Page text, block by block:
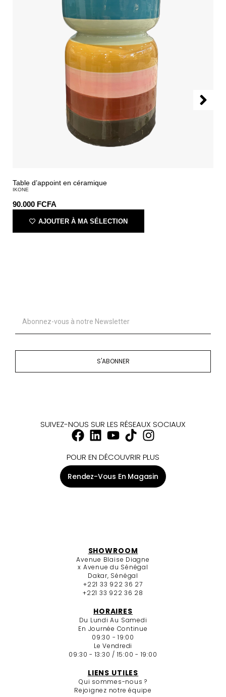
Table d’appoint en céramique
IKONE
90.000 FCFA
AJOUTER À MA SÉLECTION
S'ABONNER
SUIVEZ-NOUS SUR LES RÉSEAUX SOCIAUX
POUR EN DÉCOUVRIR PLUS
Rendez-Vous En Magasin
SHOWROOM
Avenue Blaise Diagne
x Avenue du Sénégal
Dakar, Sénégal
+221 33 922 36 27
+221 33 922 36 28
HORAIRES
Du Lundi Au Samedi
En Journée Continue
09:30 - 19:00
Le Vendredi
09:30 - 13:30 / 15:00 - 19:00
LIENS UTILES
Qui sommes-nous ?
Rejoignez notre équipe